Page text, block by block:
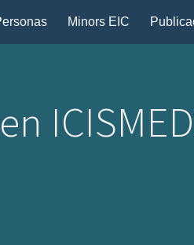
to navigation
Minors EIC